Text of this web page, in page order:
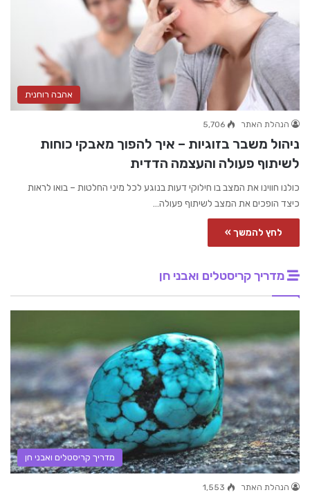
אהבה רוחנית
הנהלת האתר 5,706
ניהול משבר בזוגיות – איך להפוך מאבקי כוחות
לשיתוף פעולה והעצמה הדדית
כולנו חווינו את המצב בו חילוקי דעות בנוגע לכל מיני החלטות – בואו לראות
כיצד הופכים את המצב לשיתוף פעולה…
לחץ להמשך »
מדריך קריסטלים ואבני חן
מדריך קריסטלים ואבני חן
הנהלת האתר 1,553